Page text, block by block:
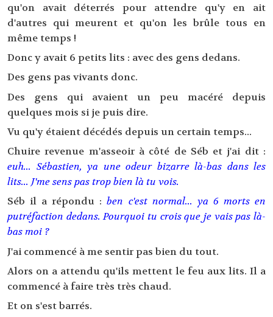
qu'on avait déterrés pour attendre qu'y en ait
d'autres qui meurent et qu'on les brûle tous en
même temps !
Donc y avait 6 petits lits : avec des gens dedans.
Des gens pas vivants donc.
Des gens qui avaient un peu macéré depuis
quelques mois si je puis dire.
Vu qu'y étaient décédés depuis un certain temps...
Chuire revenue m'asseoir à côté de Séb et j'ai dit :
euh... Sébastien, ya une odeur bizarre là-bas dans les
lits... J'me sens pas trop bien là tu vois.
Séb il a répondu :ben c'est normal... ya 6 morts en
putréfaction dedans. Pourquoi tu crois que je vais pas là-
bas moi ?
J'ai commencé à me sentir pas bien du tout.
Alors on a attendu qu'ils mettent le feu aux lits. Il a
commencé à faire très très chaud.
Et on s'est barrés.